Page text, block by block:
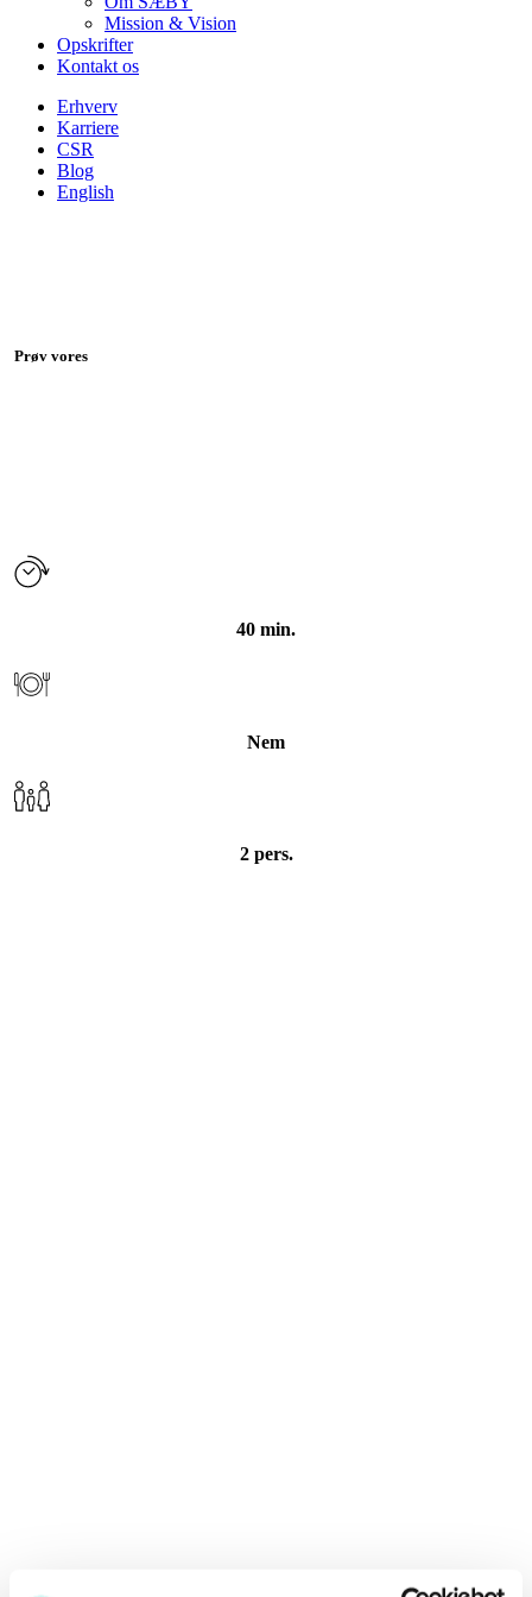
Mission & Vision
Opskrifter
Kontakt os
Erhverv
Karriere
CSR
Blog
English
Prøv vores
Bagt pastinak, makrel og
40 min.
Nem
2 pers.